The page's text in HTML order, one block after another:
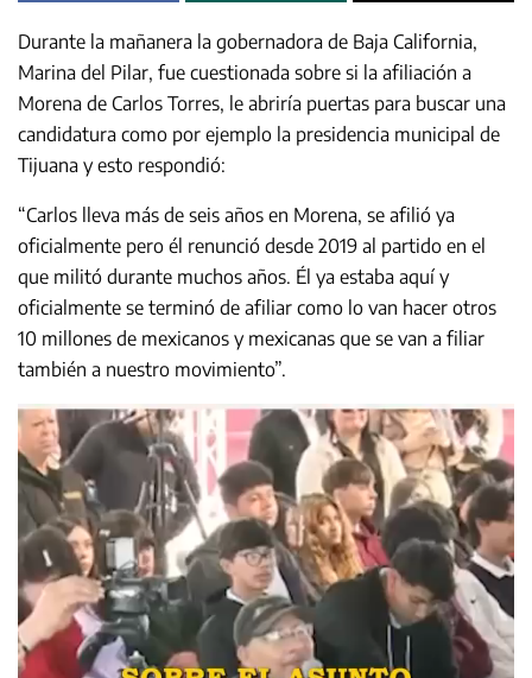
Durante la mañanera la gobernadora de Baja California,
Marina del Pilar, fue cuestionada sobre si la afiliación a
Morena de Carlos Torres, le abriría puertas para buscar una
candidatura como por ejemplo la presidencia municipal de
Tijuana y esto respondió:
“Carlos lleva más de seis años en Morena, se afilió ya
oficialmente pero él renunció desde 2019 al partido en el
que militó durante muchos años. Él ya estaba aquí y
oficialmente se terminó de afiliar como lo van hacer otros
10 millones de mexicanos y mexicanas que se van a filiar
también a nuestro movimiento”.